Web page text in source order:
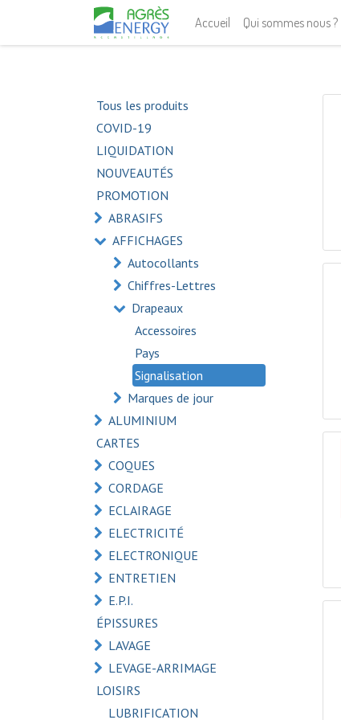
Accueil Qui sommes nous ?
Tous les produits
COVID-19
LIQUIDATION
NOUVEAUTÉS
PROMOTION
ABRASIFS
AFFICHAGES
Autocollants
Chiffres-Lettres
Drapeaux
Accessoires
Pays
Signalisation
Marques de jour
ALUMINIUM
CARTES
COQUES
CORDAGE
ECLAIRAGE
ELECTRICITÉ
ELECTRONIQUE
ENTRETIEN
E.P.I.
ÉPISSURES
LAVAGE
LEVAGE-ARRIMAGE
LOISIRS
LUBRIFICATION